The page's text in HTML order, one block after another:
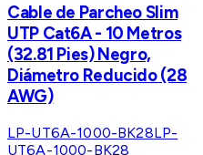
Cable de Parcheo Slim
UTP Cat6A - 10 Metros
(32.81 Pies) Negro,
Diámetro Reducido (28
AWG)
LP-UT6A-1000-BK28LP-
UT6A-1000-BK28